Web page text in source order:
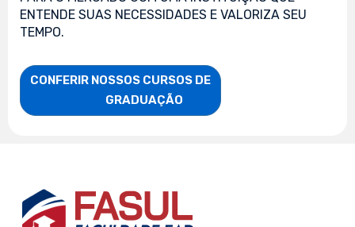
ENTENDE SUAS NECESSIDADES E VALORIZA SEU
TEMPO.
CONFERIR NOSSOS CURSOS DE
                    GRADUAÇÃO